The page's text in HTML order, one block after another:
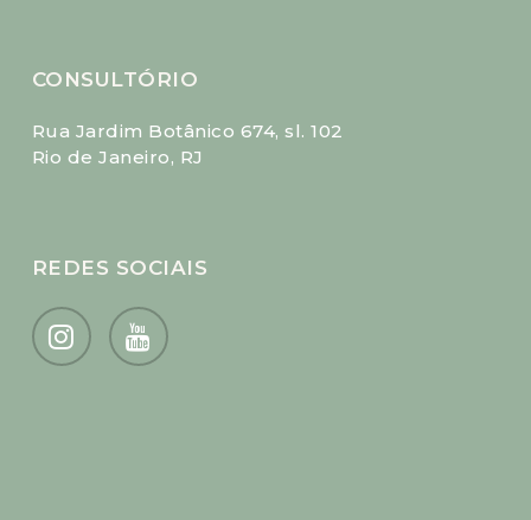
CONSULTÓRIO
Rua Jardim Botânico 674, sl. 102
Rio de Janeiro, RJ
REDES SOCIAIS